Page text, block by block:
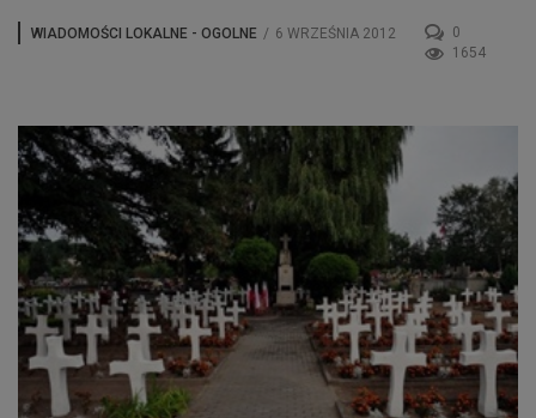
WIADOMOŚCI LOKALNE - OGOLNE / 6 WRZEŚNIA 2012
0
1654